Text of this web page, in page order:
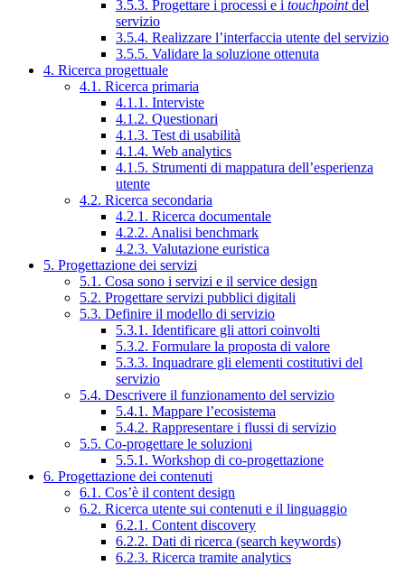
3.5.3. Progettare i processi e i touchpointdel
servizio
3.5.4. Realizzare l’interfaccia utente del servizio
3.5.5. Validare la soluzione ottenuta
4. Ricerca progettuale
4.1. Ricerca primaria
4.1.1. Interviste
4.1.2. Questionari
4.1.3. Test di usabilità
4.1.4. Web analytics
4.1.5. Strumenti di mappatura dell’esperienza
utente
4.2. Ricerca secondaria
4.2.1. Ricerca documentale
4.2.2. Analisi benchmark
4.2.3. Valutazione euristica
5. Progettazione dei servizi
5.1. Cosa sono i servizi e il service design
5.2. Progettare servizi pubblici digitali
5.3. Definire il modello di servizio
5.3.1. Identificare gli attori coinvolti
5.3.2. Formulare la proposta di valore
5.3.3. Inquadrare gli elementi costitutivi del
servizio
5.4. Descrivere il funzionamento del servizio
5.4.1. Mappare l’ecosistema
5.4.2. Rappresentare i flussi di servizio
5.5. Co-progettare le soluzioni
5.5.1. Workshop di co-progettazione
6. Progettazione dei contenuti
6.1. Cos’è il content design
6.2. Ricerca utente sui contenuti e il linguaggio
6.2.1. Content discovery
6.2.2. Dati di ricerca (search keywords)
6.2.3. Ricerca tramite analytics